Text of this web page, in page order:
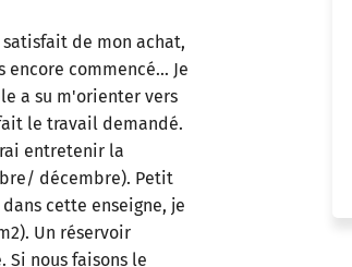
satisfait de mon achat,
commencé... Je
a su m'orienter vers
le travail demandé.
entretenir la
décembre). Petit
cette enseigne, je
Un réservoir
Si nous faisons le